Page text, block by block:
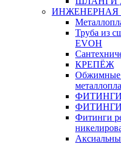
ИНЖЕНЕРНАЯ
Труба из
EVOH
КРЕПЁЖ
Обжимные
ФИТИНГИ
ФИТИНГИ
Фитинги